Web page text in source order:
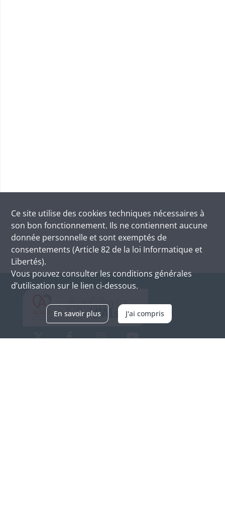
Ce site utilise des cookies techniques nécessaires à
son bon fonctionnement. Ils ne contiennent aucune
donnée personnelle et sont exemptés de
consentements (Article 82 de la loi Informatique et
Libertés).
Vous pouvez consulter les conditions générales
d’utilisation sur le lien ci-dessous.
En savoir plus J'ai compris